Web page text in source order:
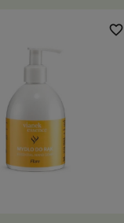
favorite_border